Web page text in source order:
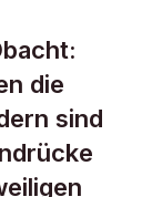
die
sind